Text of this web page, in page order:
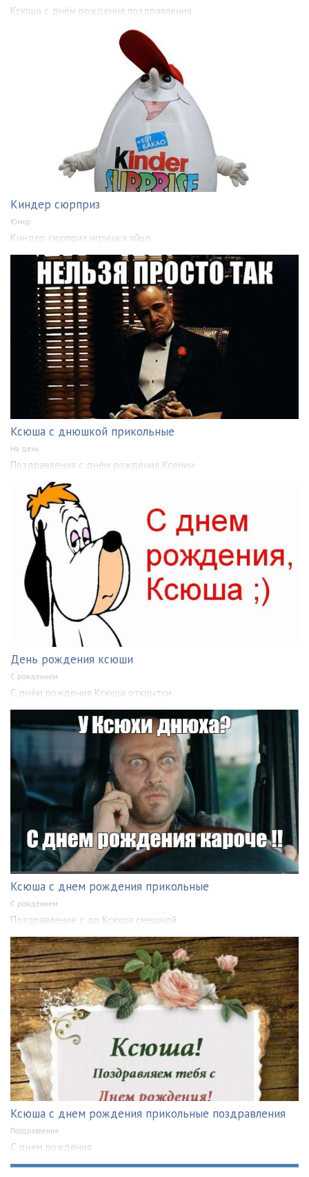
Ксюша с днём рождения поздравления
Киндер сюрприз
Юмор
Киндер сюрприз игрушка яйцо
Ксюша с днюшкой прикольные
На день
Поздравления с днём рождения Ксении
День рождения ксюши
С рождением
С днём рождения Ксюша открытки
Ксюша с днем рождения прикольные
С рождением
Поздравление с др Ксюша смешной
Ксюша с днем рождения прикольные поздравления
Поздравления
С днем рождения